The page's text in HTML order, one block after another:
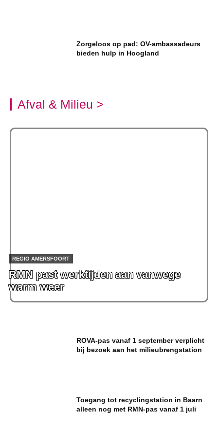
Zorgeloos op pad: OV-ambassadeurs
bieden hulp in Hoogland
Afval & Milieu >
REGIO AMERSFOORT
RMN past werktijden aan vanwege
warm weer
ROVA-pas vanaf 1 september verplicht
bij bezoek aan het milieubrengstation
Toegang tot recyclingstation in Baarn
alleen nog met RMN-pas vanaf 1 juli